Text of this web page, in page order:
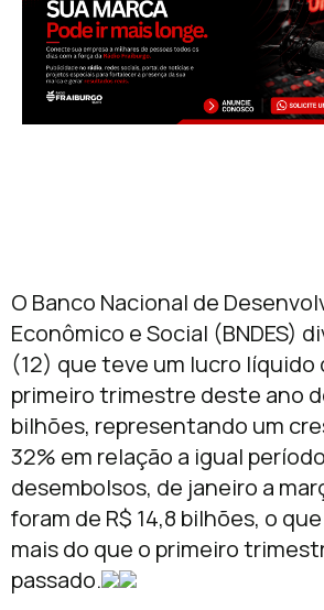
O Banco Nacional de
Econômico e Social (BNDES)
(12) que teve um lucro líquido
primeiro trimestre deste ano
bilhões, representando um
32% em relação a igual
desembolsos, de janeiro a
foram de R$ 14,8 bilhões, o
mais do que o primeiro
passado.